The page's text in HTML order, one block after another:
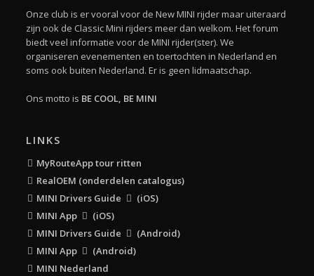
Onze club is er vooral voor de New MINI rijder maar uiteraard
zijn ook de Classic Mini rijders meer dan welkom. Het forum
biedt veel informatie voor de MINI rijder(ster). We
organiseren evenementen en toertochten in Nederland en
soms ook buiten Nederland. Er is geen lidmaatschap.
Ons motto is BE COOL, BE MINI
LINKS
MyRouteApp tour ritten
RealOEM (onderdelen catalogus)
MINI Drivers Guide
(iOS)
MINI App
(iOS)
MINI Drivers Guide
(Android)
MINI App
(Android)
MINI Nederland